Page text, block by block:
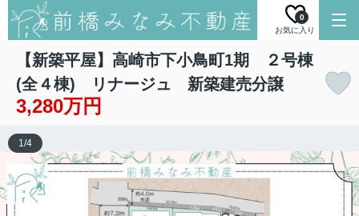
お気に入り
0
【新築平屋】高崎市下小鳥町1期 ２号棟
(全４棟) リナージュ 新築建売分譲
3,280万円
1/4